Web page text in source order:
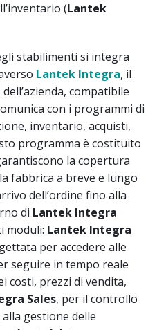
(Lantek
stabilimenti si integra
Lantek Integra, il
dell’azienda, compatibile
con i programmi di
inventario, acquisti,
programma è costituito
la copertura
fabbrica a breve e lungo
dell’ordine fino alla
di Lantek Integra
moduli: Lantek Integra
per accedere alle
seguire in tempo reale
costi, prezzi di vendita,
Sales, per il controllo
alla gestione delle